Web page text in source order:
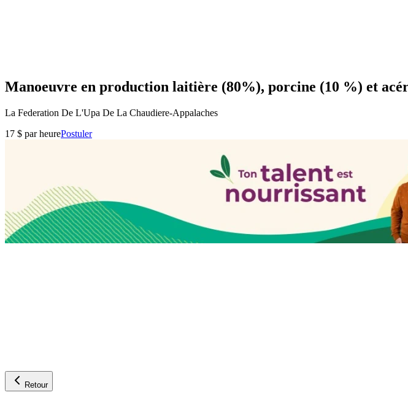
Manoeuvre en production laitière (80%), porcine (10 %) et
La Federation De L'Upa De La Chaudiere-Appalaches
17 $ par heurePostuler
Retour